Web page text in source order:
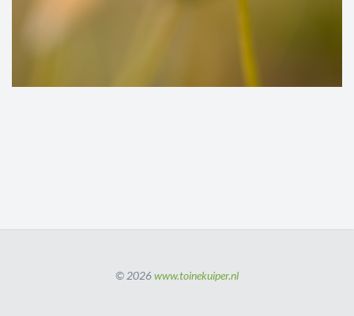
© 2026www.toinekuiper.nl